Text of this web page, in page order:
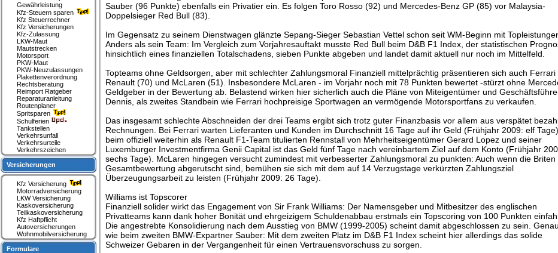
Sauber (96 Punkte) ebenfalls ein Privatier ein. Es folgen Toro Rosso (92) und Mercedes-Benz GP (85) vor Malaysia-
Doppelsieger Red Bull (83).
Im Gegensatz zu seinem Dienstwagen glänzte Sepang-Sieger Sebastian Vettel schon seit WM-Beginn mit
Anders als sein Team: Im Vergleich zum Vorjahresauftakt musste Red Bull beim D&B F1 Index, der statistischen
hinsichtlich eines finanziellen Totalschadens, sieben Punkte abgeben und landet damit aktuell nur noch im Mittelfeld.
Topteams ohne Geldsorgen, aber mit schlechter Zahlungsmoral Finanziell mittelprächtig präsentieren sich auch Ferrari
Renault (70) und McLaren (51). Insbesondere McLaren - im Vorjahr noch mit 78 Punkten bewertet -stürzt ohne
Geldgeber in der Bewertung ab. Belastend wirken hier sicherlich auch die Pläne von Miteigentümer und
Dennis, als zweites Standbein wie Ferrari hochpreisige Sportwagen an vermögende Motorsportfans zu verkaufen.
Das insgesamt schlechte Abschneiden der drei Teams ergibt sich trotz guter Finanzbasis vor allem aus verspätet
Rechnungen. Bei Ferrari warten Lieferanten und Kunden im Durchschnitt 16 Tage auf ihr Geld (Frühjahr 2009: elf Tage),
beim offiziell weiterhin als Renault F1-Team titulierten Rennstall von Mehrheitseigentümer Gerard Lopez und seiner
Luxemburger Investmentfirma Genii Capital ist das Geld fünf Tage nach vereinbartem Ziel auf dem Konto (Frühjahr
sechs Tage). McLaren hingegen versucht zumindest mit verbesserter Zahlungsmoral zu punkten: Auch wenn die Briten
Gesamtbewertung abgerutscht sind, bemühen sie sich mit dem auf 14 Verzugstage verkürzten Zahlungsziel
Überzeugungsarbeit zu leisten (Frühjahr 2009: 26 Tage).
Williams ist Topscorer
Finanziell solider wirkt das Engagement von Sir Frank Williams: Der Namensgeber und Mitbesitzer des englischen
Privatteams kann dank hoher Bonität und ehrgeizigem Schuldenabbau erstmals ein Topscoring von 100 Punkten
Die angestrebte Konsolidierung nach dem Ausstieg von BMW (1999-2005) scheint damit abgeschlossen zu sein.
wie beim zweiten BMW-Expartner Sauber: Mit dem zweiten Platz im D&B F1 Index scheint hier allerdings das solide
Schweizer Gebaren in der Vergangenheit für einen Vertrauensvorschuss zu sorgen.
Gewährleistung
Kfz-Steuern sparen
Kfz Steuerrechner
Kfz Versicherungen
Kfz-Zulassung
LKW-Maut
Mautstrecken
Motorsport
PKW-Maut
PKW-Neuzulassungen
Plakettenverordnung
Rechtsberatung
Reimport Ratgeber
Reparaturanleitung
Routenplaner
Spritsparen
Schulferien
Tankstellen
Verkehrsunfall
Verkehrsurteile
Verkehrszeichen
Versicherungen
Kfz Versicherung
Motorradversicherung
LKW Versicherung
Kaskoversicherung
Teilkaskoversicherung
Kfz Haftpflicht
Autoversicherungen
Wohnmobilversicherung
Formulare